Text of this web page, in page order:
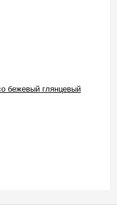
бежевый глянцевый